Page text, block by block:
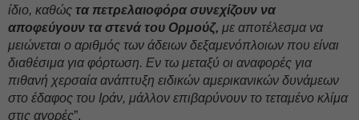
ίδιο, καθώς τα πετρελαιοφόρα συνεχίζουν να
αποφεύγουν τα στενά του Ορμούζ, με αποτέλεσμα να
μειώνεται ο αριθμός των άδειων δεξαμενόπλοιων που είναι
διαθέσιμα για φόρτωση. Εν τω μεταξύ οι αναφορές για
πιθανή χερσαία ανάπτυξη ειδικών αμερικανικών δυνάμεων
στο έδαφος του Ιράν, μάλλον επιβαρύνουν το τεταμένο κλίμα
στις αγορές”.